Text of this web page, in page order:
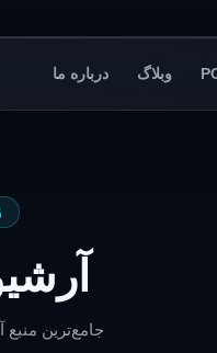
وبلاگ درباره ما
جامع‌ترین منبع